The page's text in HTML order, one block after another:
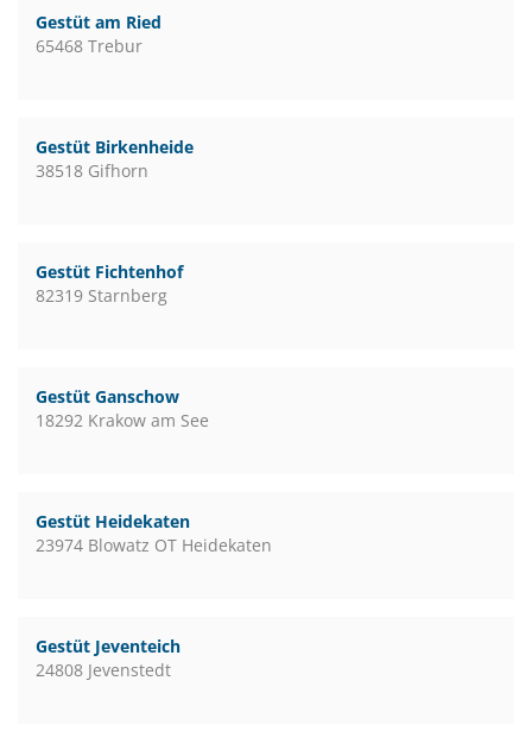
Gestüt am Ried
65468 Trebur
Gestüt Birkenheide
38518 Gifhorn
Gestüt Fichtenhof
82319 Starnberg
Gestüt Ganschow
18292 Krakow am See
Gestüt Heidekaten
23974 Blowatz OT Heidekaten
Gestüt Jeventeich
24808 Jevenstedt